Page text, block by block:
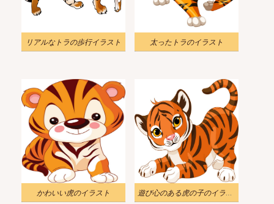
リアルなトラの歩行イラスト 太ったトラのイラスト
かわいい虎のイラスト 遊び心のある虎の子のイラスト